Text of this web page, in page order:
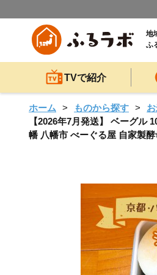
地
ふ
TVで紹介
ホーム ものから探す
【2026年7月発送】 ベーグル
幡 八幡市 べーぐる屋 自家製